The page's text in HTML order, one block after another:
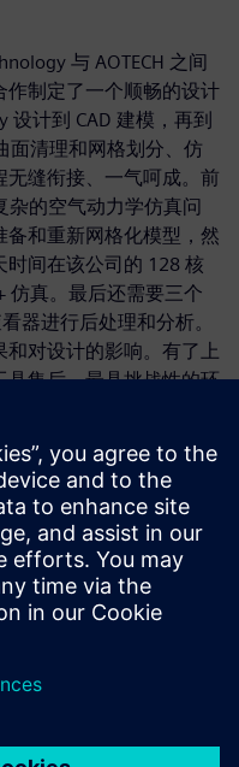
与 AOTECH 之间
作制定了一个顺畅的设计
设计到 CAD 建模，再到
面清理和网格划分、仿
缝衔接、一气呵成。前
的空气动力学仿真问
和重新网格化模型，然
时间在该公司的 128 核
仿真。最后还需要三个
器进行后处理和分析。
对设计的影响。有了上
集后，最具挑战性的环
和沟通了。
蹄地工作到 2015 年底，
Technology 的分
还达到了项目的美学和
性要求。由此可见，团
畅的技术流程构成了成
队交付 FIA 电动方程式